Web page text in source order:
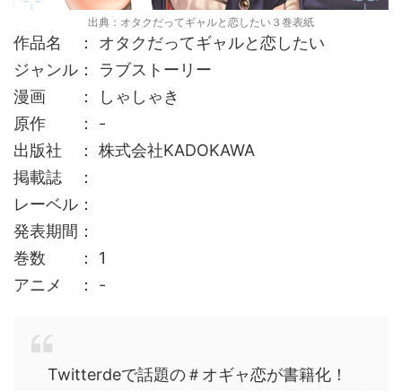
出典：オタクだってギャルと恋したい３巻表紙
作品名 ： オタクだってギャルと恋したい
ジャンル： ラブストーリー
漫画 ： しゃしゃき
原作 ： -
出版社 ： 株式会社KADOKAWA
掲載誌 ：
レーベル：
発表期間：
巻数 ： 1
アニメ ： -
Twitterdeで話題の＃オギャ恋が書籍化！